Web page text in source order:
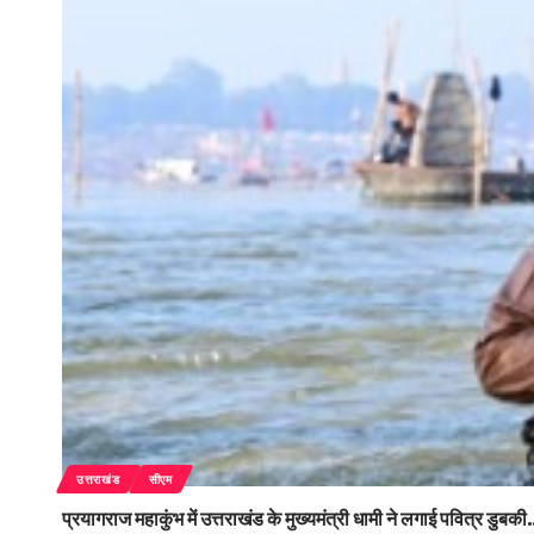
उत्तराखंड सीएम
प्रयागराज महाकुंभ में उत्तराखंड के मुख्यमंत्री धामी ने लगाई पवित्र